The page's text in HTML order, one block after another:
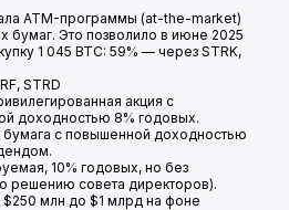
ATM-программы (at-the-market)
бумаг. Это позволило в июне 2025
1 045 BTC: 59% — через STRK,
STRD
акция с
доходностью 8% годовых.
с повышенной доходностью
10% годовых, но без
решению совета директоров).
млн до $1 млрд на фоне